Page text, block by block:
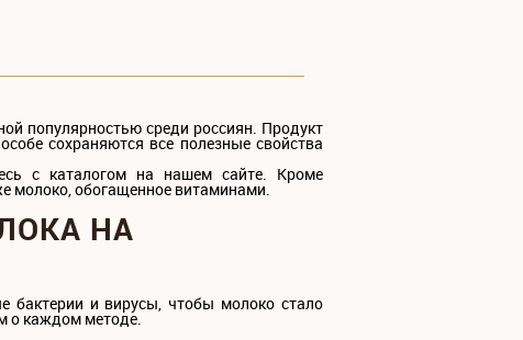
популярностью среди россиян. Продукт
сохраняются все полезные свойства
с каталогом на нашем сайте. Кроме
молоко, обогащенное витаминами.
НА
и вирусы, чтобы молоко стало
о каждом методе.